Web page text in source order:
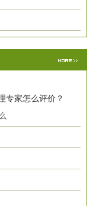
专家怎么评价？